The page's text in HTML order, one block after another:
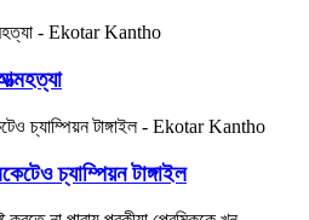
চ্যাম্পিয়ন টাঙ্গাইল